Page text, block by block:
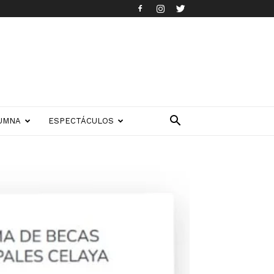
ESPECTÁCULOS